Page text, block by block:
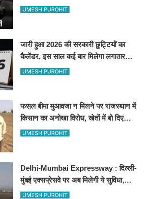
जानिए बीकानेर समेत पुरे प्रदेश में नए रेट
UMESH PUROHIT
जारी हुआ 2026 की सरकारी छुट्टियों का
कैलेंडर, इस साल कई बार मिलेगा लगातार
अवकाश, देखें
UMESH PUROHIT
फसल बीमा मुआवजा न मिलने पर राजस्थान में
किसान का अनोखा विरोध, खेतों में बो दिए
500-500 रुपए के नोट, वीडियो वायरल
UMESH PUROHIT
Delhi-Mumbai Expressway : दिल्ली-
मुंबई एक्सप्रेसवे पर अब मिलेगी ये सुविधा,
हेलीकॉप्टर सर्विस से तुरंत घायल पहुंचेगा
UMESH PUROHIT